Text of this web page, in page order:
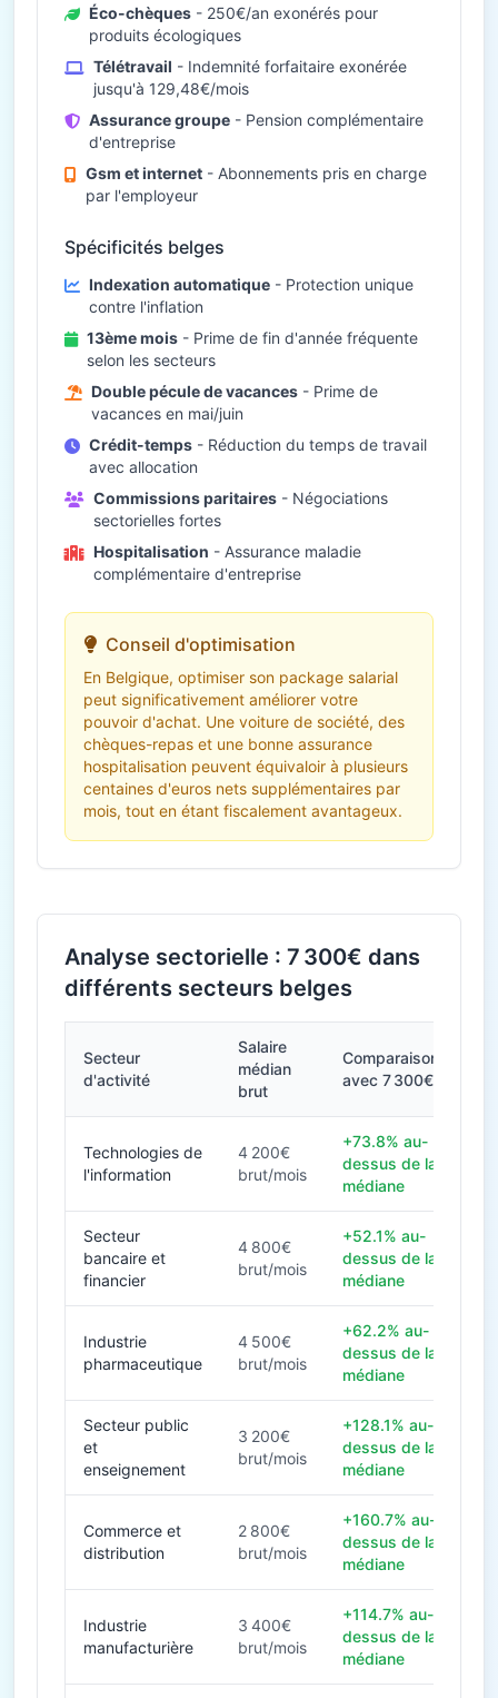
Éco-chèques - 250€/an exonérés pour
produits écologiques
Télétravail - Indemnité forfaitaire exonérée
jusqu'à 129,48€/mois
Assurance groupe - Pension complémentaire
d'entreprise
Gsm et internet - Abonnements pris en charge
par l'employeur
Spécificités belges
Indexation automatique - Protection unique
contre l'inflation
13ème mois - Prime de fin d'année fréquente
selon les secteurs
Double pécule de vacances - Prime de
vacances en mai/juin
Crédit-temps - Réduction du temps de travail
avec allocation
Commissions paritaires - Négociations
sectorielles fortes
Hospitalisation - Assurance maladie
complémentaire d'entreprise
Conseil d'optimisation
En Belgique, optimiser son package salarial
peut significativement améliorer votre
pouvoir d'achat. Une voiture de société, des
chèques-repas et une bonne assurance
hospitalisation peuvent équivaloir à plusieurs
centaines d'euros nets supplémentaires par
mois, tout en étant fiscalement avantageux.
Analyse sectorielle : 7 300€ dans
différents secteurs belges
Secteur
d'activité
Salaire
médian
brut
Comparaison
avec 7 300€
Technologies de
l'information
4 200€
brut/mois
+73.8% au-
dessus de la
médiane
Secteur
bancaire et
financier
4 800€
brut/mois
+52.1% au-
dessus de la
médiane
Industrie
pharmaceutique
4 500€
brut/mois
+62.2% au-
dessus de la
médiane
Secteur public
et
enseignement
3 200€
brut/mois
+128.1% au-
dessus de la
médiane
Commerce et
distribution
2 800€
brut/mois
+160.7% au-
dessus de la
médiane
Industrie
manufacturière
3 400€
brut/mois
+114.7% au-
dessus de la
médiane